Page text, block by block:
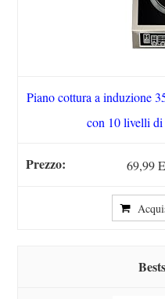
Piano cottura a induzione
con 10 livelli di
69,99